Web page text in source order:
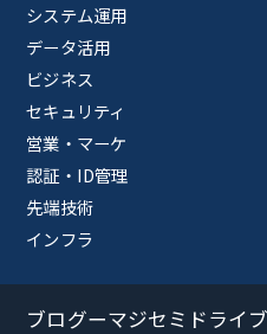
システム運用
データ活用
ビジネス
セキュリティ
営業・マーケ
認証・ID管理
先端技術
インフラ
ブログーマジセミドライブ